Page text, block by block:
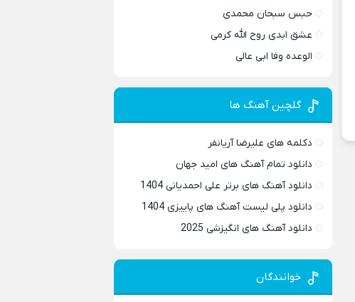
حبس سبحان محمدی
عشق ابدی روح الله کرمی
الوعده وفا ابی عالی
گلچین آهنگ ها
دکلمه های علیرضا آریانفر
دانلود تمام آهنگ های امید جهان
دانلود آهنگ های برتر علی احمدیانی 1404
دانلود پلی لیست آهنگ های پاییزی 1404
دانلود آهنگ های انگیزشی 2025
خوانندگان